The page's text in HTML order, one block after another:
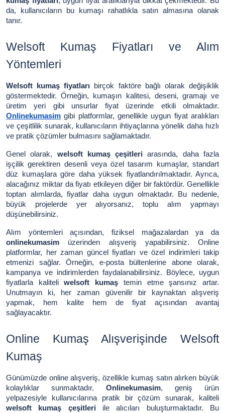
da, kullanıcıların bu kumaşı rahatlıkla satın almasına olanak
tanır.
Welsoft Kumaş Fiyatları ve Alım
Yöntemleri
Welsoft kumaş fiyatları birçok faktöre bağlı olarak değişiklik
göstermektedir. Örneğin, kumaşın kalitesi, deseni, gramajı ve
üretim yeri gibi unsurlar fiyat üzerinde etkili olmaktadır.
Onlinekumasim gibi platformlar, genellikle uygun fiyat aralıkları
ve çeşitlilik sunarak, kullanıcıların ihtiyaçlarına yönelik daha hızlı
ve pratik çözümler bulmasını sağlamaktadır.
Genel olarak, welsoft kumaş çeşitleri arasında, daha fazla
işçilik gerektiren desenli veya özel tasarım kumaşlar, standart
düz kumaşlara göre daha yüksek fiyatlandırılmaktadır. Ayrıca,
alacağınız miktar da fiyatı etkileyen diğer bir faktördür. Genellikle
toptan alımlarda, fiyatlar daha uygun olmaktadır. Bu nedenle,
büyük projelerde yer alıyorsanız, toplu alım yapmayı
düşünebilirsiniz.
Alım yöntemleri açısından, fiziksel mağazalardan ya da
onlinekumasim üzerinden alışveriş yapabilirsiniz. Online
platformlar, her zaman güncel fiyatları ve özel indirimleri takip
etmenizi sağlar. Örneğin, e-posta bültenlerine abone olarak,
kampanya ve indirimlerden faydalanabilirsiniz. Böylece, uygun
fiyatlarla kaliteliwelsoft kumaş temin etme şansınız artar.
Unutmayın ki, her zaman güvenilir bir kaynaktan alışveriş
yapmak, hem kalite hem de fiyat açısından avantaj
sağlayacaktır.
Online Kumaş Alışverişinde Welsoft
Kumaş
Günümüzde online alışveriş, özellikle kumaş satın alırken büyük
kolaylıklar sunmaktadır. Onlinekumasim, geniş ürün
yelpazesiyle kullanıcılarına pratik bir çözüm sunarak, kaliteli
welsoft kumaş çeşitleriile alıcıları buluşturmaktadır. Bu